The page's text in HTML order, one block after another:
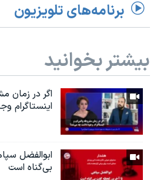
برنامه‌های تلویزیون
بیشتر بخوانید
اگر در زمان
اینستاگرام
ابوالفضل
بی‌گناه است